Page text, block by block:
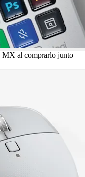
MX al comprarlo junto